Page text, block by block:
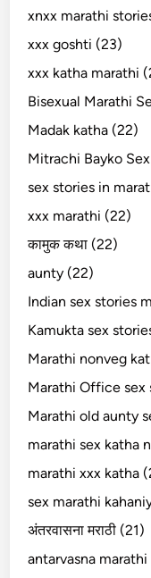
xnxx marathi
xxx goshti (23)
xxx katha marathi
Bisexual Marathi
Madak katha (22)
Mitrachi Bayko
sex stories in
xxx marathi (22)
कामुक कथा (22)
aunty (22)
Indian sex stories
Kamukta sex
Marathi nonveg
Marathi Office sex
Marathi old aunty
marathi sex katha
marathi xxx katha
sex marathi
अंतरवासना मराठी (21)
antarvasna